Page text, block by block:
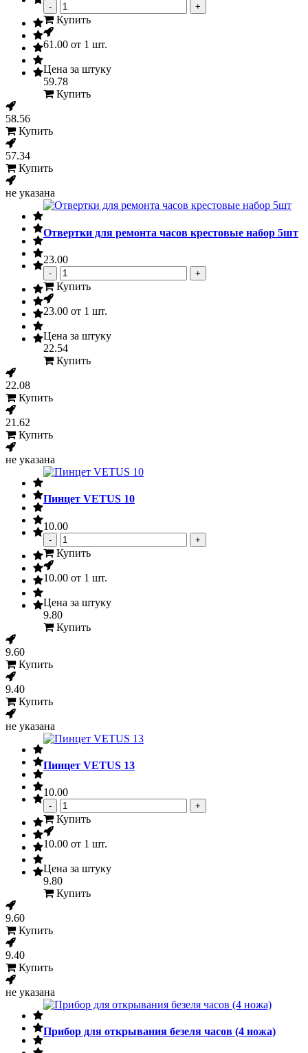
- +
Купить
61.00 от 1 шт.
Цена за штуку
59.78
Купить
58.56
Купить
57.34
Купить
не указана
Отвертки для ремонта часов крестовые набор 5шт
23.00
- +
Купить
23.00 от 1 шт.
Цена за штуку
22.54
Купить
22.08
Купить
21.62
Купить
не указана
Пинцет VETUS 10
10.00
- +
Купить
10.00 от 1 шт.
Цена за штуку
9.80
Купить
9.60
Купить
9.40
Купить
не указана
Пинцет VETUS 13
10.00
- +
Купить
10.00 от 1 шт.
Цена за штуку
9.80
Купить
9.60
Купить
9.40
Купить
не указана
Прибор для открывания безеля часов (4 ножа)